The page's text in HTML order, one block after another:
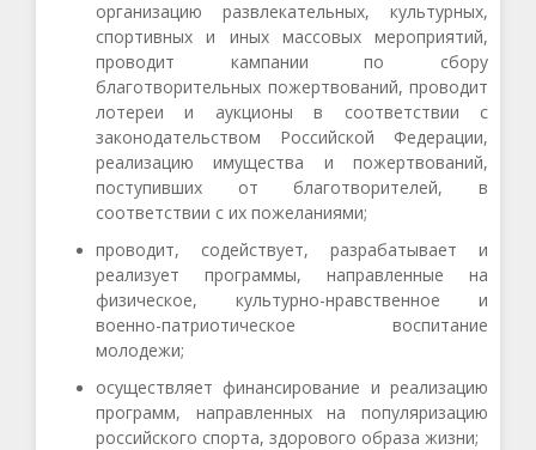
организацию развлекательных, культурных,
спортивных и иных массовых мероприятий,
проводит кампании по сбору
благотворительных пожертвований, проводит
лотереи и аукционы в соответствии с
законодательством Российской Федерации,
реализацию имущества и пожертвований,
поступивших от благотворителей, в
соответствии с их пожеланиями;
проводит, содействует, разрабатывает и
реализует программы, направленные на
физическое, культурно-нравственное и
военно-патриотическое воспитание
молодежи;
осуществляет финансирование и реализацию
программ, направленных на популяризацию
российского спорта, здорового образа жизни;